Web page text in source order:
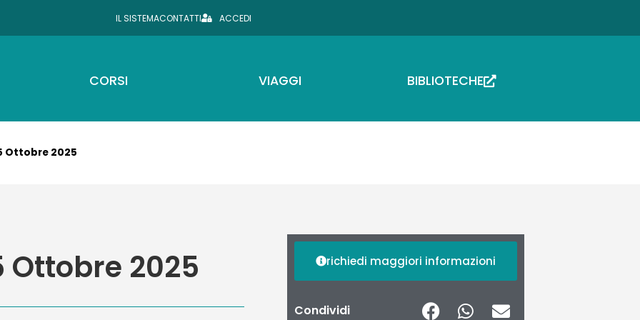
IL SISTEMACONTATTI ACCEDI
CORSI VIAGGI BIBLIOTECHE
Ottobre 2025
2025 richiedi maggiori informazioni
Condividi